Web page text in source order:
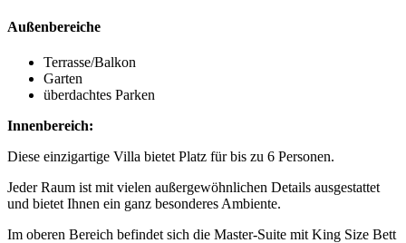
Außenbereiche
Terrasse/Balkon
Garten
überdachtes Parken
Innenbereich:
Diese einzigartige Villa bietet Platz für bis zu 6 Personen.
Jeder Raum ist mit vielen außergewöhnlichen Details ausgestattet
und bietet Ihnen ein ganz besonderes Ambiente.
Im oberen Bereich befindet sich die Master-Suite mit King Size Bett